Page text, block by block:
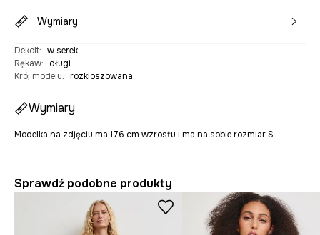
Wymiary
Dekolt: w serek
Rękaw:
długi
Krój modelu: rozkloszowana
Wymiary
Modelka na zdjęciu ma 176 cm wzrostu i ma na sobie rozmiar S.
Sprawdź podobne produkty